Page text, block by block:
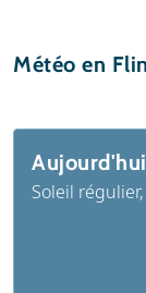
Météo en
Aujourd'hui
Soleil